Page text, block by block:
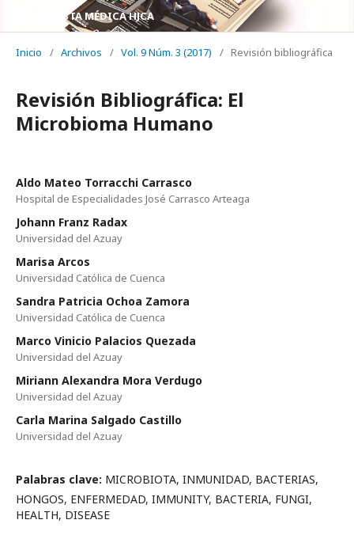
REVISTA MÉDICA HJCA
Inicio / Archivos / Vol. 9 Núm. 3 (2017) / Revisión bibliográfica
Revisión Bibliográfica: El
Microbioma Humano
Aldo Mateo Torracchi Carrasco
Hospital de Especialidades José Carrasco Arteaga
Johann Franz Radax
Universidad del Azuay
Marisa Arcos
Universidad Católica de Cuenca
Sandra Patricia Ochoa Zamora
Universidad Católica de Cuenca
Marco Vinicio Palacios Quezada
Universidad del Azuay
Miriann Alexandra Mora Verdugo
Universidad del Azuay
Carla Marina Salgado Castillo
Universidad del Azuay
Palabras clave: MICROBIOTA, INMUNIDAD, BACTERIAS,
HONGOS, ENFERMEDAD, IMMUNITY, BACTERIA, FUNGI,
HEALTH, DISEASE